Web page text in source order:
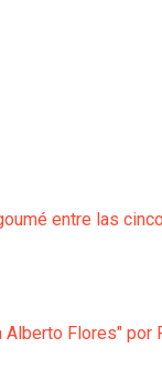
entre las
Alberto Flores" por